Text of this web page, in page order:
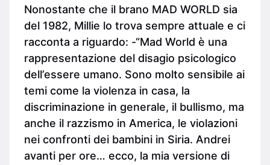
Nonostante che il brano MAD WORLD sia
del 1982, Millie lo trova sempre attuale e ci
racconta a riguardo: -“Mad World è una
rappresentazione del disagio psicologico
dell’essere umano. Sono molto sensibile ai
temi come la violenza in casa, la
discriminazione in generale, il bullismo, ma
anche il razzismo in America, le violazioni
nei confronti dei bambini in Siria. Andrei
avanti per ore… ecco, la mia versione di